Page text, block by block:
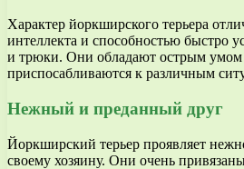
Характер йоркширского терьера
интеллекта и способностью быстро
и трюки. Они обладают острым умом
приспосабливаются к различным
Нежный и преданный друг
Йоркширский терьер проявляет
своему хозяину. Они очень